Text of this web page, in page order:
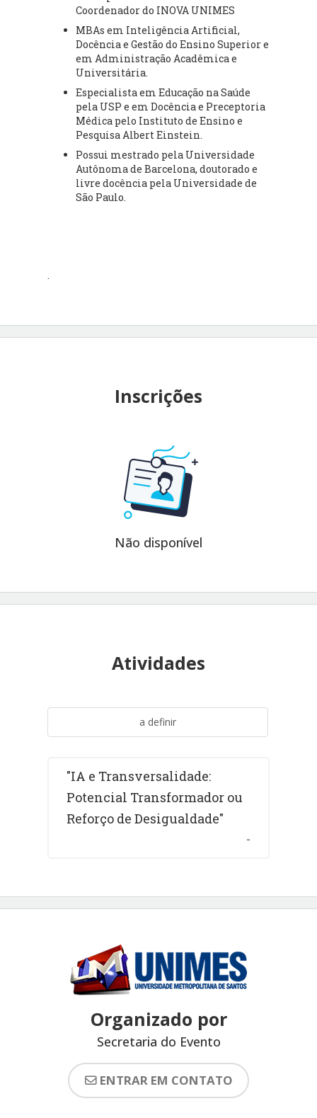
Coordenador do INOVA UNIMES
MBAs em Inteligência Artificial,
Docência e Gestão do Ensino Superior e
em Administração Acadêmica e
Universitária.
Especialista em Educação na Saúde
pela USP e em Docência e Preceptoria
Médica pelo Instituto de Ensino e
Pesquisa Albert Einstein.
Possui mestrado pela Universidade
Autônoma de Barcelona, doutorado e
livre docência pela Universidade de
São Paulo.
.
Inscrições
Não disponível
Atividades
a definir
"IA e Transversalidade:
Potencial Transformador ou
Reforço de Desigualdade"
-
Organizado por
Secretaria do Evento
ENTRAR EM CONTATO